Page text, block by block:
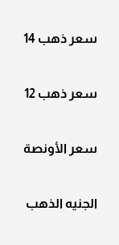
سعر ذهب 14
سعر ذهب 12
سعر الأونصة
الجنيه الذهب